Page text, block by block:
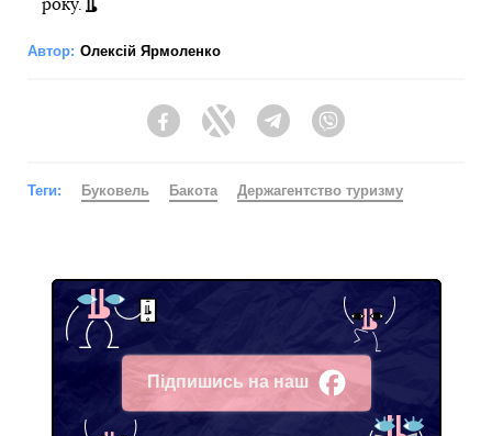
року.
Автор: Олексій Ярмоленко
FacebookTwitter Telegram
Теги: Буковель Бакота Держагентство туризму
Підпишись на наш
Facebook